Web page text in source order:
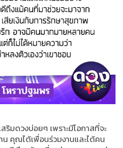
ริมดวงบ่อยๆ เพราะมีโอกาสที่จะ
น คุณได้เพื่อนร่วมงานและได้คน